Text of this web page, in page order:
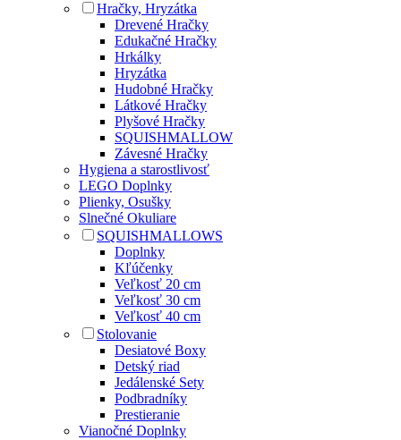
Hračky, Hryzátka
Drevené Hračky
Edukačné Hračky
Hrkálky
Hryzátka
Hudobné Hračky
Látkové Hračky
Plyšové Hračky
SQUISHMALLOW
Závesné Hračky
Hygiena a starostlivosť
LEGO Doplnky
Plienky, Osušky
Slnečné Okuliare
SQUISHMALLOWS
Doplnky
Kľúčenky
Veľkosť 20 cm
Veľkosť 30 cm
Veľkosť 40 cm
Stolovanie
Desiatové Boxy
Detský riad
Jedálenské Sety
Podbradníky
Prestieranie
Vianočné Doplnky